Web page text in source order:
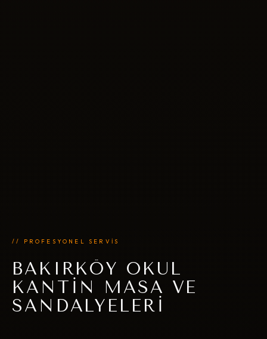
// PROFESYONEL SERVİS
BAKIRKÖY OKUL
KANTIN MASA VE
SANDALYELERI